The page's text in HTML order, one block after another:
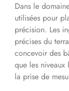
Dans le
utilisées pour
précision. Les
précises du
concevoir des
que les niveaux
la prise de